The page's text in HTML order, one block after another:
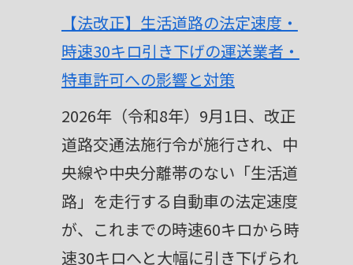
【法改正】生活道路の法定速度・
時速30キロ引き下げの運送業者・
特車許可への影響と対策
2026年（令和8年）9月1日、改正
道路交通法施行令が施行され、中
央線や中央分離帯のない「生活道
路」を走行する自動車の法定速度
が、これまでの時速60キロから時
速30キロへと大幅に引き下げられ